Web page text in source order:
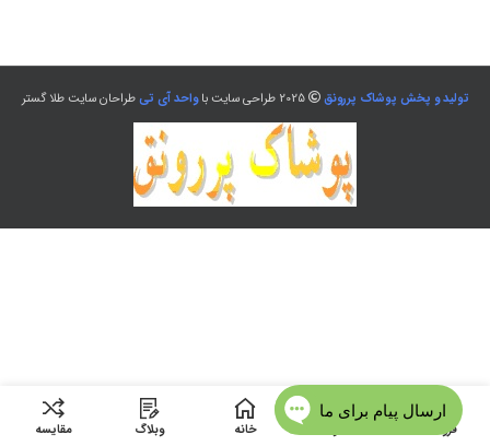
تولید و پخش پوشاک پررونق 2025 طراحی سایت با واحد آی تیطراحان سایت طلا گستر
فروشگاه خانه وبلاگ مقایسه